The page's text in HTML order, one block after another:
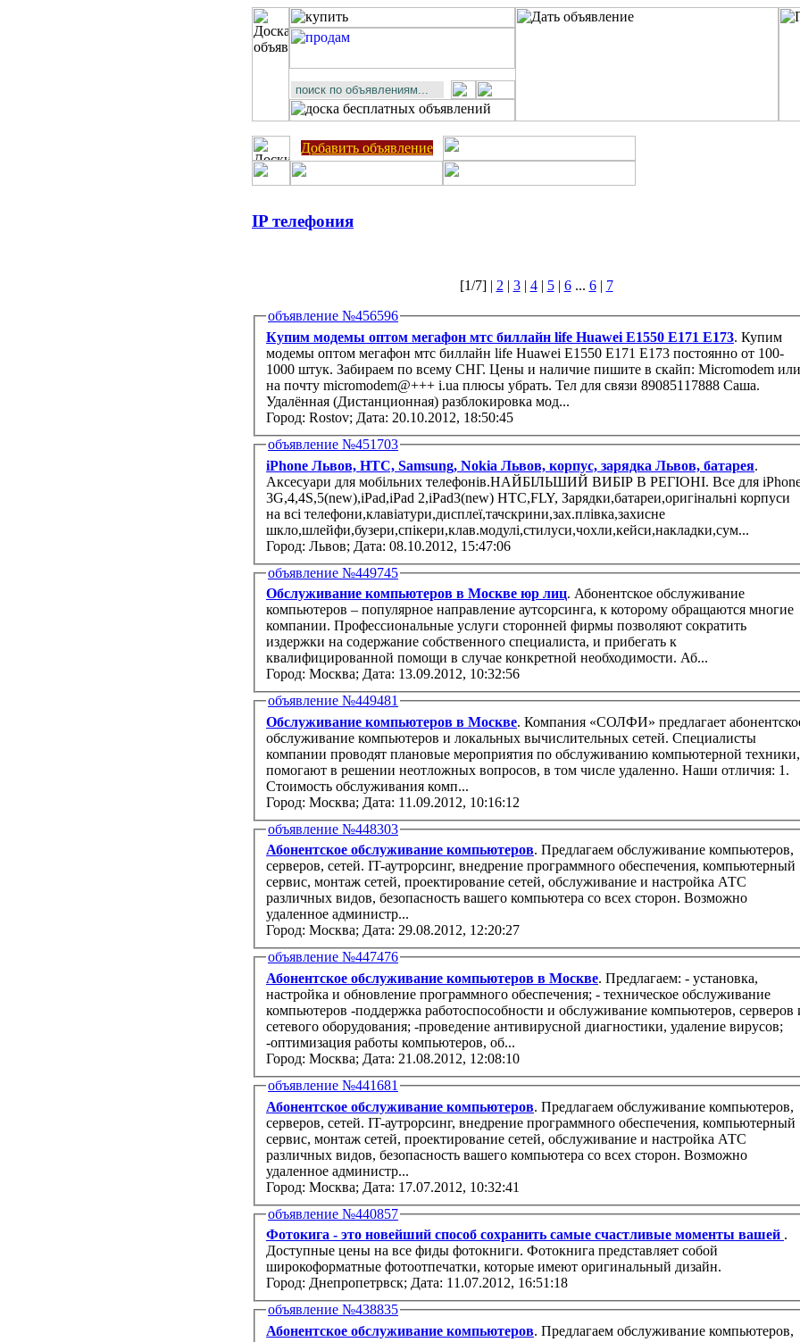
Добавить объявление
IP телефония
[1/7] | 2| 3| 4| 5| 6... 6| 7
объявление №456596
Купим модемы оптом мегафон мтс биллайн life Huawei E1550 E171 E173. Купим
модемы оптом мегафон мтс биллайн life Huawei E1550 E171 E173 постоянно от 100-
1000 штук. Забираем по всему СНГ. Цены и наличие пишите в скайп: Micromodem или
на почту micromodem@+++ i.ua плюсы убрать. Тел для связи 89085117888 Саша.
Удалённая (Дистанционная) разблокировка мод...
Город: Rostov; Дата: 20.10.2012, 18:50:45
объявление №451703
iPhone Львов, HTC, Samsung, Nokia Львов, корпус, зарядка Львов, батарея.
Аксесуари для мобільних телефонів.НАЙБІЛЬШИЙ ВИБІР В РЕГІОНІ. Все для iPhone
3G,4,4S,5(new),iPad,iPad 2,iPad3(new) HTC,FLY, Зарядки,батареи,оригінальні корпуси
на всі телефони,клавіатури,дисплеї,тачскрини,зах.плівка,захисне
шкло,шлейфи,бузери,спікери,клав.модулі,стилуси,чохли,кейси,накладки,сум...
Город: Львов; Дата: 08.10.2012, 15:47:06
объявление №449745
Обслуживание компьютеров в Москве юр лиц. Абонентское обслуживание
компьютеров – популярное направление аутсорсинга, к которому обращаются многие
компании. Профессиональные услуги сторонней фирмы позволяют сократить
издержки на содержание собственного специалиста, и прибегать к
квалифицированной помощи в случае конкретной необходимости. Аб...
Город: Москва; Дата: 13.09.2012, 10:32:56
объявление №449481
Обслуживание компьютеров в Москве. Компания «СОЛФИ» предлагает
обслуживание компьютеров и локальных вычислительных сетей. Специалисты
компании проводят плановые мероприятия по обслуживанию компьютерной техники,
помогают в решении неотложных вопросов, в том числе удаленно. Наши отличия: 1.
Стоимость обслуживания комп...
Город: Москва; Дата: 11.09.2012, 10:16:12
объявление №448303
Абонентское обслуживание компьютеров. Предлагаем обслуживание компьютеров,
серверов, сетей. IT-аутрорсинг, внедрение программного обеспечения, компьютерный
сервис, монтаж сетей, проектирование сетей, обслуживание и настройка АТС
различных видов, безопасность вашего компьютера со всех сторон. Возможно
удаленное администр...
Город: Москва; Дата: 29.08.2012, 12:20:27
объявление №447476
Абонентское обслуживание компьютеров в Москве. Предлагаем: - установка,
настройка и обновление программного обеспечения; - техническое обслуживание
компьютеров -поддержка работоспособности и обслуживание компьютеров, серверов
сетевого оборудования; -проведение антивирусной диагностики, удаление вирусов;
-оптимизация работы компьютеров, об...
Город: Москва; Дата: 21.08.2012, 12:08:10
объявление №441681
Абонентское обслуживание компьютеров. Предлагаем обслуживание компьютеров,
серверов, сетей. IT-аутрорсинг, внедрение программного обеспечения, компьютерный
сервис, монтаж сетей, проектирование сетей, обслуживание и настройка АТС
различных видов, безопасность вашего компьютера со всех сторон. Возможно
удаленное администр...
Город: Москва; Дата: 17.07.2012, 10:32:41
объявление №440857
Фотокига - это новейший способ сохранить самые счастливые моменты вашей .
Доступные цены на все фиды фотокниги. Фотокнига представляет собой
широкоформатные фотоотпечатки, которые имеют оригинальный дизайн.
Город: Днепропетрвск; Дата: 11.07.2012, 16:51:18
объявление №438835
Абонентское обслуживание компьютеров. Предлагаем обслуживание компьютеров,